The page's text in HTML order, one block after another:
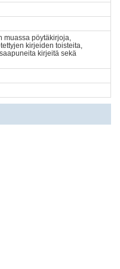
muassa pöytäkirjoja,
kirjeiden toisteita,
kirjeitä sekä